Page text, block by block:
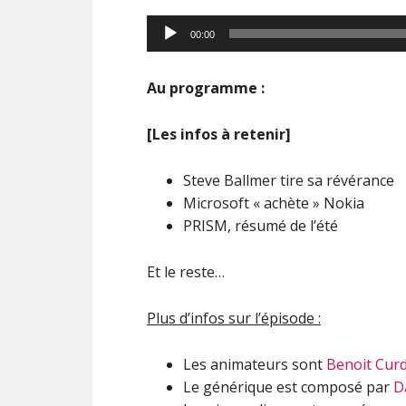
00:00
Au programme :
[Les infos à retenir]
Steve Ballmer tire sa révérance
Microsoft « achète » Nokia
PRISM, résumé de l’été
Et le reste…
Plus d’infos sur l’épisode :
Les animateurs sont Benoit
Le générique est composé par